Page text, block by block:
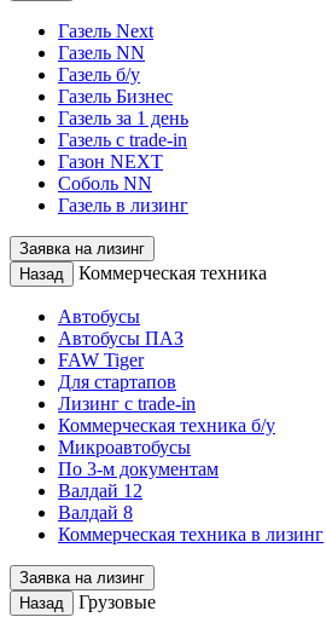
Газель Next
Газель NN
Газель б/у
Газель Бизнес
Газель за 1 день
Газель с trade-in
Газон NEXT
Соболь NN
Газель в лизинг
Заявка на лизинг
Назад
Коммерческая техника
Автобусы
Автобусы ПАЗ
FAW Tiger
Для стартапов
Лизинг с trade-in
Коммерческая техника б/у
Микроавтобусы
По 3-м документам
Валдай 12
Валдай 8
Коммерческая техника в лизинг
Заявка на лизинг
Назад
Грузовые